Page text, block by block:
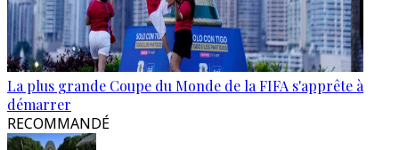
La plus grande Coupe du Monde de la FIFA s'apprête à
démarrer
RECOMMANDÉ